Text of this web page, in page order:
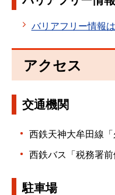
バリアフリー情報
アクセス
交通機関
西鉄天神大牟田線
西鉄バス「税務署
駐車場